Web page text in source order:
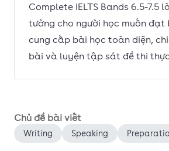
Complete IELTS Bands 6.5-7.5
tưởng cho người học muốn đạt
cung cấp bài học toàn diện,
bài và luyện tập sát đề thi
Chủ đề bài viết
Writing Speaking